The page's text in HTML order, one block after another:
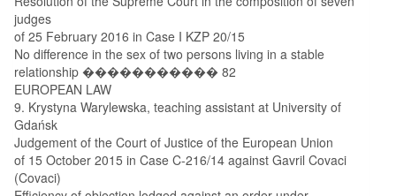
judges
of 25 February 2016 in Case I KZP 20/15
No difference in the sex of two persons living in a stable
relationship ����������� 82
EUROPEAN LAW
9. Krystyna Warylewska, teaching assistant at University of
Gdańsk
Judgement of the Court of Justice of the European Union
of 15 October 2015 in Case C-216/14 against Gavril Covaci
(Covaci)